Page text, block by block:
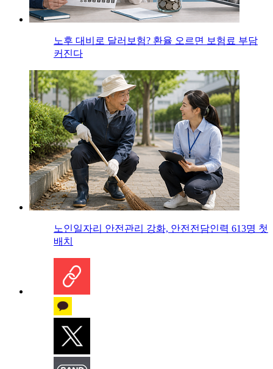
노후 대비로 달러보험? 환율 오르면 보험료 부담
커진다
노인일자리 안전관리 강화, 안전전담인력 613명 첫
배치